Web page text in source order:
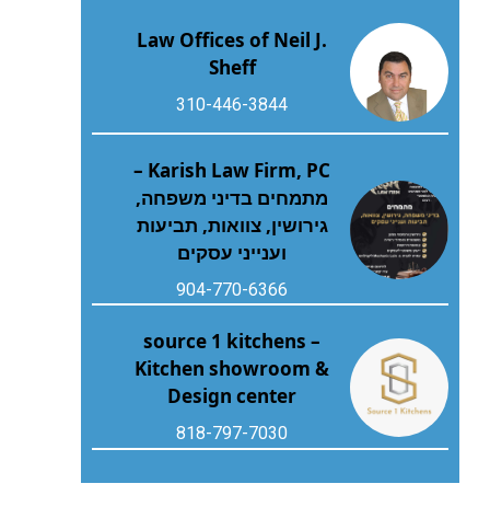
Law Offices of Neil J.
Sheff
310-446-3844
Karish Law Firm, PC –
מתמחים בדיני משפחה,
גירושין, צוואות, תביעות
וענייני עסקים
904-770-6366
source 1 kitchens –
Kitchen showroom &
Design center
818-797-7030